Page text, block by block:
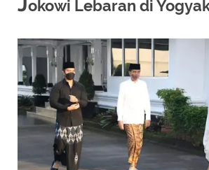
okowi Lebaran di